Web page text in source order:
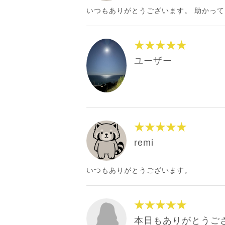
いつもありがとうございます。 助かって
★★★★★
ユーザー
★★★★★
remi
いつもありがとうございます。
★★★★★
本日もありがとうご